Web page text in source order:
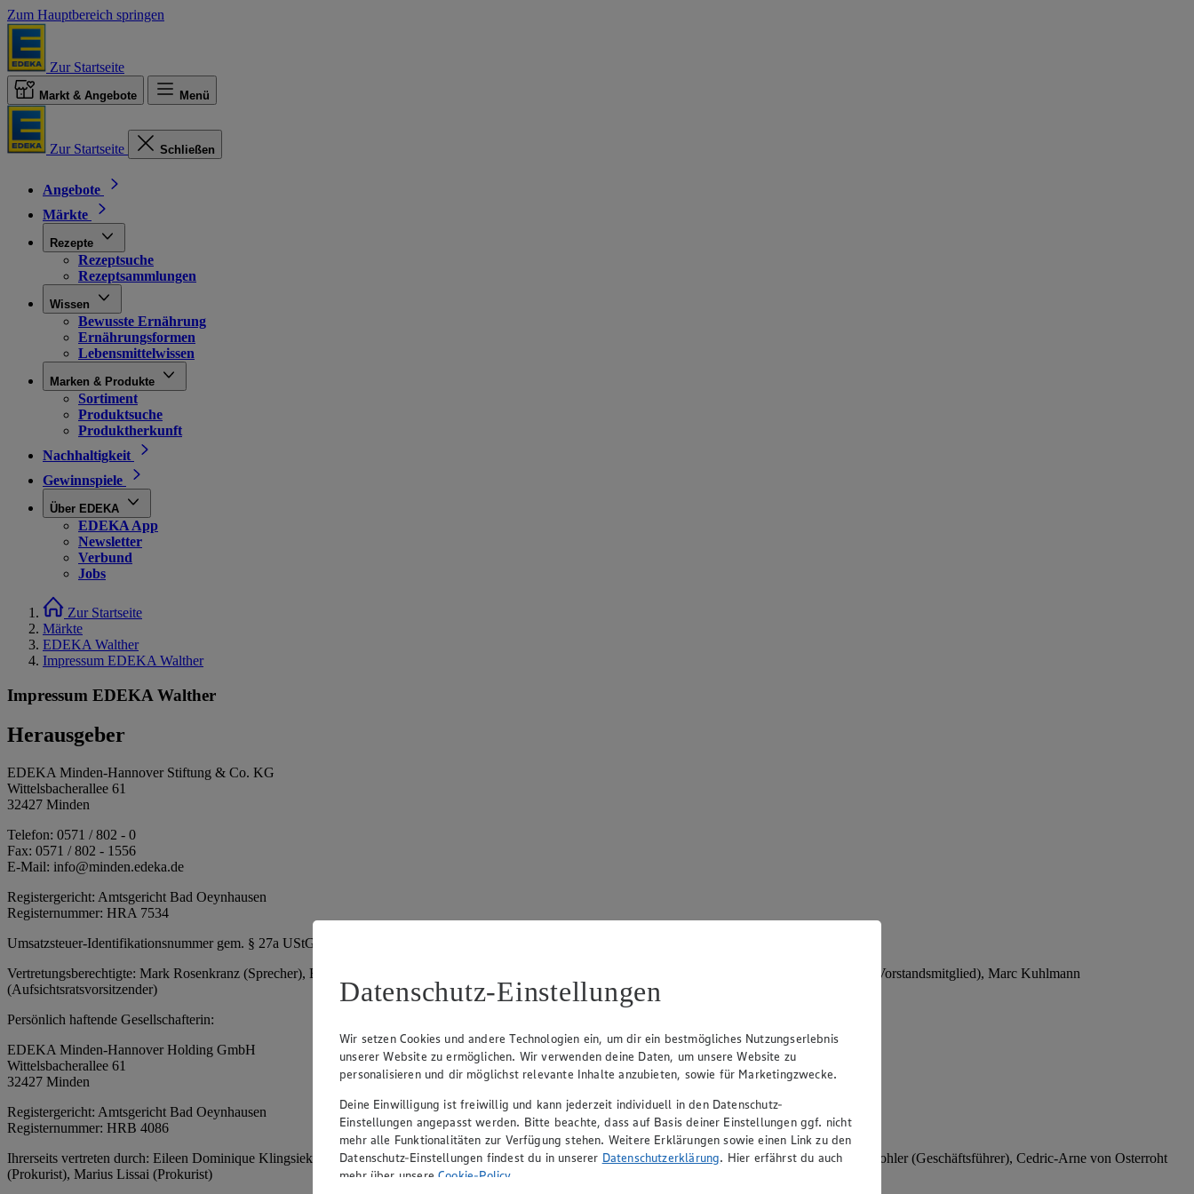
Zum Hauptbereich springen
Zur Startseite
Markt & Angebote Menü
Zur Startseite Schließen
Angebote
Märkte
Rezepte
Rezeptsuche
Rezeptsammlungen
Wissen
Bewusste Ernährung
Ernährungsformen
Lebensmittelwissen
Marken & Produkte
Sortiment
Produktsuche
Produktherkunft
Nachhaltigkeit
Gewinnspiele
Über EDEKA
EDEKA App
Newsletter
Verbund
Jobs
Zur Startseite
Märkte
EDEKA Walther
Impressum EDEKA Walther
Impressum EDEKA Walther
Herausgeber
EDEKA Minden-Hannover Stiftung & Co. KG
Wittelsbacherallee 61
32427 Minden
Telefon: 0571 / 802 - 0
Fax: 0571 / 802 - 1556
E-Mail: info@minden.edeka.de
Registergericht: Amtsgericht Bad Oeynhausen
Registernummer: HRA 7534
Umsatzsteuer-Identifikationsnummer gem. § 27a UStG: DE 266067317
Vertretungsberechtigte: Mark Rosenkranz (Sprecher), Eileen Dominique Klingsiek (Vorstandsmitglied), Ulf-U. Plath (Vorstandsmitglied), Stephan Wohler (Vorstandsmitglied), Marc Kuhlmann
(Aufsichtsratsvorsitzender)
Persönlich haftende Gesellschafterin:
EDEKA Minden-Hannover Holding GmbH
Wittelsbacherallee 61
32427 Minden
Registergericht: Amtsgericht Bad Oeynhausen
Registernummer: HRB 4086
Ihrerseits vertreten durch: Eileen Dominique Klingsiek (Geschäftsführerin), Mark Rosenkranz (Geschäftsführer), Ulf-U. Plath (Geschäftsführer), Stephan Wohler (Geschäftsführer), Cedric-Arne von Osterroht
(Prokurist), Marius Lissai (Prokurist)
Datenschutz-Einstellungen
Wir setzen Cookies und andere Technologien ein, um dir ein bestmögliches Nutzungserlebnis
unserer Website zu ermöglichen. Wir verwenden deine Daten, um unsere Website zu
personalisieren und dir möglichst relevante Inhalte anzubieten, sowie für Marketingzwecke.
Deine Einwilligung ist freiwillig und kann jederzeit individuell in den Datenschutz-
Einstellungen angepasst werden. Bitte beachte, dass auf Basis deiner Einstellungen ggf. nicht
mehr alle Funktionalitäten zur Verfügung stehen. Weitere Erklärungen sowie einen Link zu den
Datenschutz-Einstellungen findest du in unserer Datenschutzerklärung. Hier erfährst du auch
mehr über unsereCookie-Policy.